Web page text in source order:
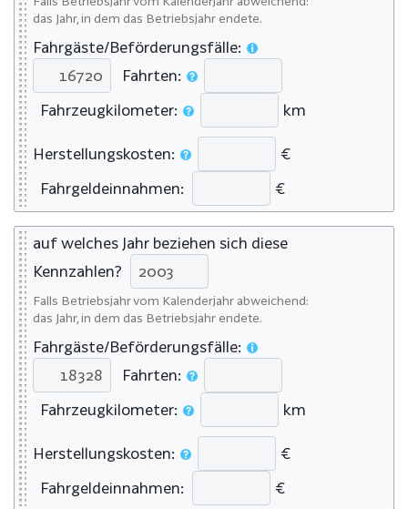
das Jahr, in dem das Betriebsjahr endete.
Fahrgäste/Beförderungsfälle:
Fahrten:
Fahrzeugkilometer:
km
Herstellungskosten:
€
Fahrgeldeinnahmen:
€
auf welches Jahr beziehen sich diese
Kennzahlen?
Falls Betriebsjahr vom Kalenderjahr abweichend:
das Jahr, in dem das Betriebsjahr endete.
Fahrgäste/Beförderungsfälle:
Fahrten:
Fahrzeugkilometer:
km
Herstellungskosten:
€
Fahrgeldeinnahmen:
€